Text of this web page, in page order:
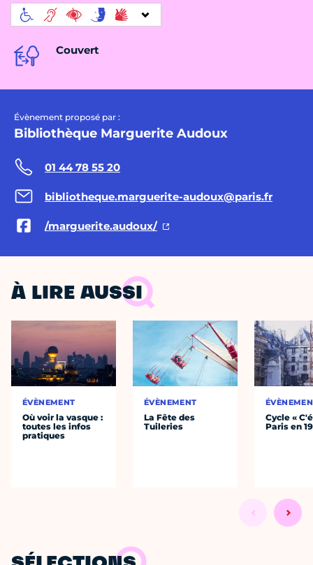
Couvert
Évènement proposé par :
Bibliothèque Marguerite Audoux
01 44 78 55 20
bibliotheque.marguerite-audoux@paris.fr
/marguerite.audoux/
À LIRE AUSSI
ÉVÈNEMENT
Où voir la vasque :
toutes les infos
pratiques
ÉVÈNEMENT
La Fête des
Tuileries
Cycle «
Paris en